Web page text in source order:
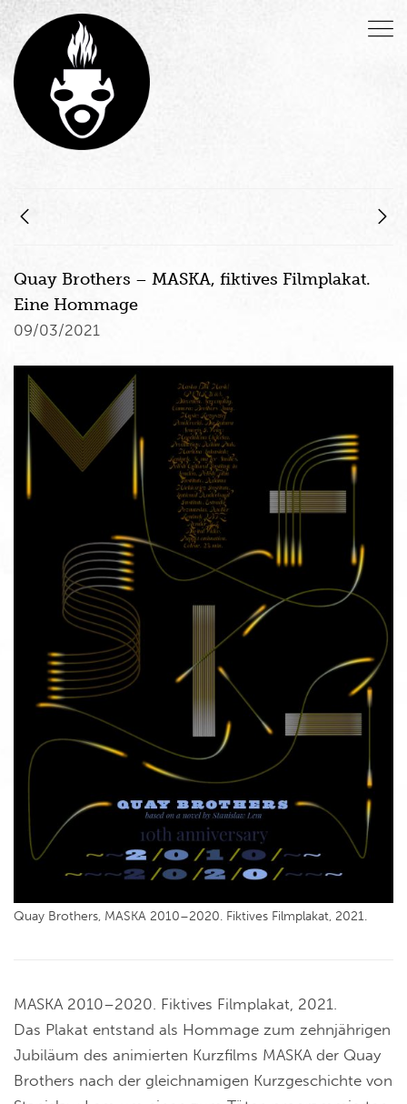
Quay Brothers – MASKA, fiktives Filmplakat.
Eine Hommage
09/03/2021
Quay Brothers, MASKA 2010–2020. Fiktives Filmplakat, 2021.
MASKA 2010–2020. Fiktives Filmplakat, 2021.
Das Plakat entstand als Hommage zum zehnjährigen
Jubiläum des animierten Kurzfilms MASKA der Quay
Brothers nach der gleichnamigen Kurzgeschichte von